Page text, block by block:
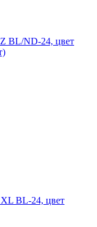
BL/ND-24, цвет
BL-24, цвет